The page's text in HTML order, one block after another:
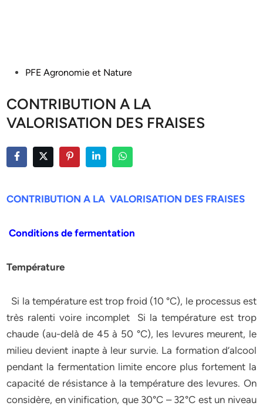
PostedPFE Agronomie et Nature
CONTRIBUTION A LA
VALORISATION DES FRAISES
CONTRIBUTION A LA VALORISATION DES FRAISES
Conditions de fermentation
Température
Si la température est trop froid (10 °C), le processus est
très ralenti voire incomplet Si la température est trop
chaude (au-delà de 45 à 50 °C), les levures meurent, le
milieu devient inapte à leur survie. La formation d’alcool
pendant la fermentation limite encore plus fortement la
capacité de résistance à la température des levures. On
considère, en vinification, que 30°C – 32°C est un niveau